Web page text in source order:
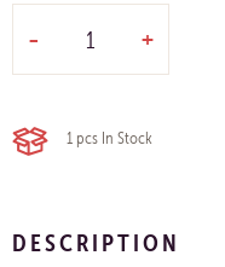
- +
1 pcs In Stock
DESCRIPTION